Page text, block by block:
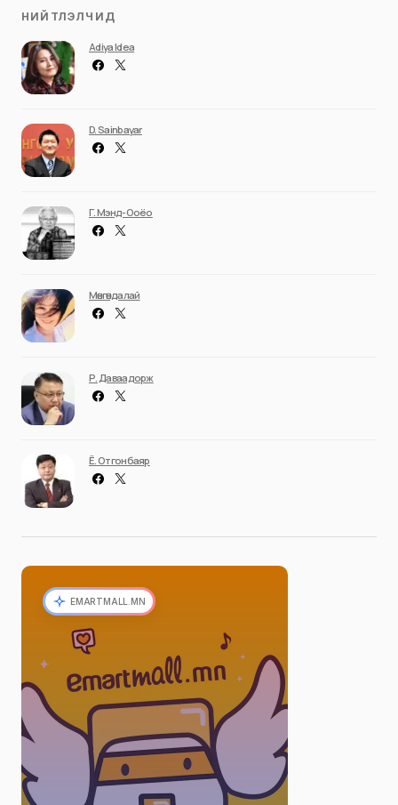
НИЙТЛЭЛЧИД
Adiya Idea
D. Sainbayar
Г. Мэнд-Ооёо
Мөнгөндалай
Р. Даваадорж
Ё. Отгонбаяр
EMARTMALL.MN